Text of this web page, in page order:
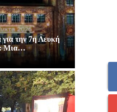
την 7η Λευκή
Μια…